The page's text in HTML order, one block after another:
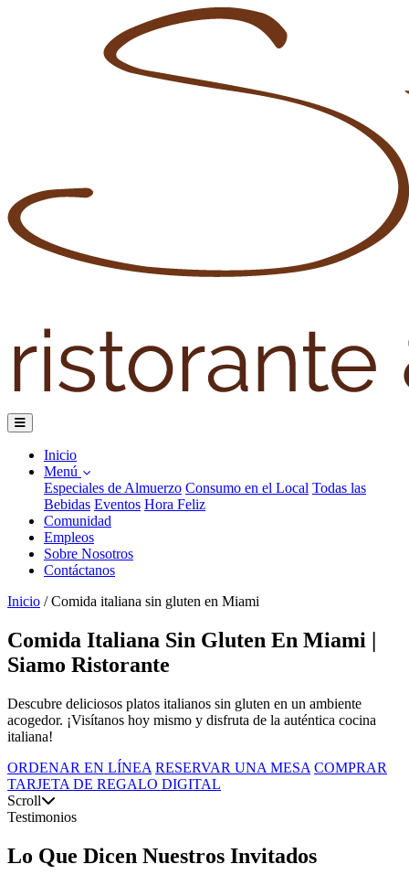
Inicio
Menú
Especiales de Almuerzo Consumo en el Local Todas las
Bebidas Eventos Hora Feliz
Comunidad
Empleos
Sobre Nosotros
Contáctanos
Inicio / Comida italiana sin gluten en Miami
Comida Italiana Sin Gluten En Miami |
Siamo Ristorante
Descubre deliciosos platos italianos sin gluten en un ambiente
acogedor. ¡Visítanos hoy mismo y disfruta de la auténtica cocina
italiana!
ORDENAR EN LÍNEA RESERVAR UNA MESA COMPRAR
TARJETA DE REGALO DIGITAL
Scroll
Testimonios
Lo Que Dicen Nuestros Invitados